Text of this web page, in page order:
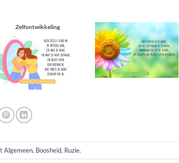
Zelfontwikkeling
Algemeen, Boosheid, Ruzie.